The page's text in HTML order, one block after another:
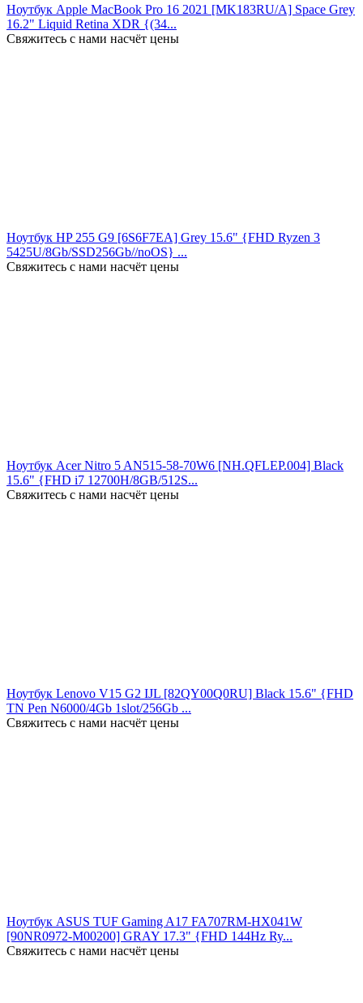
Ноутбук Apple MacBook Pro 16 2021 [MK183RU/A] Space Grey
16.2" Liquid Retina XDR {(34...
Свяжитесь с нами насчёт цены
Ноутбук HP 255 G9 [6S6F7EA] Grey 15.6" {FHD Ryzen 3
5425U/8Gb/SSD256Gb//noOS} ...
Свяжитесь с нами насчёт цены
Ноутбук Acer Nitro 5 AN515-58-70W6 [NH.QFLEP.004] Black
15.6" {FHD i7 12700H/8GB/512S...
Свяжитесь с нами насчёт цены
Ноутбук Lenovo V15 G2 IJL [82QY00Q0RU] Black 15.6" {FHD
TN Pen N6000/4Gb 1slot/256Gb ...
Свяжитесь с нами насчёт цены
Ноутбук ASUS TUF Gaming A17 FA707RM-HX041W
[90NR0972-M00200] GRAY 17.3" {FHD 144Hz Ry...
Свяжитесь с нами насчёт цены